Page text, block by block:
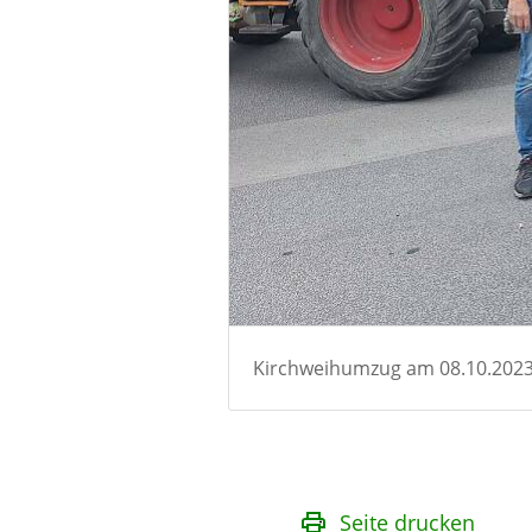
Kirchweihumzug am
Seite drucken